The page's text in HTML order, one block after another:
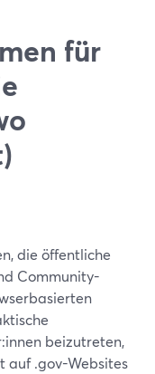
für
die öffentliche
Community-
beizutreten,
auf .gov-Websites